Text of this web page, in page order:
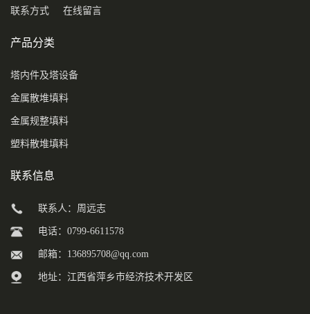
联系方式 在线留言
产品分类
塔内件及塔设备
金属散堆填料
金属规整填料
塑料散堆填料
联系信息
联系人：周远志
电话：0799-6611578
邮箱： 136895708@qq.com
地址：江西省萍乡市经济技术开发区